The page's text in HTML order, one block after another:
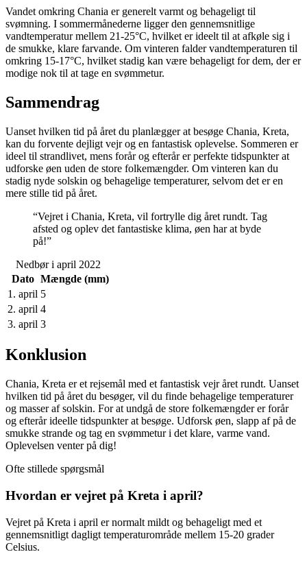
Vandet omkring Chania er generelt varmt og behageligt til
svømning. I sommermånederne ligger den gennemsnitlige
vandtemperatur mellem 21-25°C, hvilket er ideelt til at afkøle sig i
de smukke, klare farvande. Om vinteren falder vandtemperaturen til
omkring 15-17°C, hvilket stadig kan være behageligt for dem, der er
modige nok til at tage en svømmetur.
Sammendrag
Uanset hvilken tid på året du planlægger at besøge Chania, Kreta,
kan du forvente dejligt vejr og en fantastisk oplevelse. Sommeren er
ideel til strandlivet, mens forår og efterår er perfekte tidspunkter at
udforske øen uden de store folkemængder. Om vinteren kan du
stadig nyde solskin og behagelige temperaturer, selvom det er en
mere stille tid på året.
“Vejret i Chania, Kreta, vil fortrylle dig året rundt. Tag
afsted og oplev det fantastiske klima, øen har at byde
på!”
Nedbør i april 2022
Dato Mængde (mm)
1. april 5
2. april 4
3. april 3
Konklusion
Chania, Kreta er et rejsemål med et fantastisk vejr året rundt. Uanset
hvilken tid på året du besøger, vil du finde behagelige temperaturer
og masser af solskin. For at undgå de store folkemængder er forår
og efterår ideelle tidspunkter at besøge. Udforsk øen, slapp af på de
smukke strande og tag en svømmetur i det klare, varme vand.
Oplevelsen venter på dig!
Ofte stillede spørgsmål
Hvordan er vejret på Kreta i april?
Vejret på Kreta i april er normalt mildt og behageligt med et
gennemsnitligt dagligt temperaturområde mellem 15-20 grader
Celsius.